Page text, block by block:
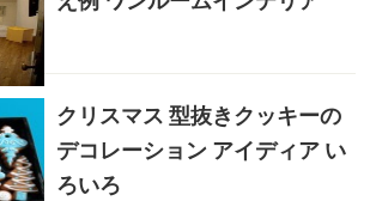
クリスマス 型抜きクッキーの
デコレーション アイディア い
ろいろ